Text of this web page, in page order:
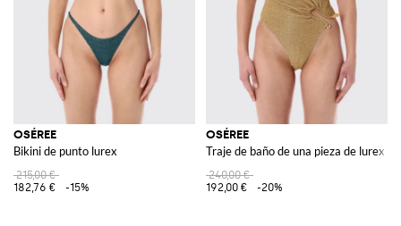
OSÉREE
Bikini de punto lurex
215,00 €
182,76 €
-15%
OSÉREE
Traje de baño de una pieza de lurex
240,00 €
192,00 €
-20%